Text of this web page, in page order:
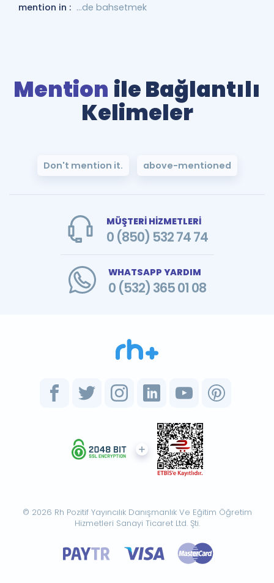
mention in : ...de bahsetmek
Mention ile Bağlantılı
Kelimeler
Don't mention it. above-mentioned
MÜŞTERİ HİZMETLERİ
0 (850) 532 74 74
WHATSAPP YARDIM
0 (532) 365 01 08
© 2026 Rh Pozitif Yayıncılık Danışmanlık Ve Eğitim Öğretim
Hizmetleri Sanayi Ticaret Ltd. Şti.